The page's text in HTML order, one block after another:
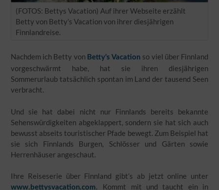
(FOTOS: Bettys Vacation) Auf ihrer Webseite erzählt
Betty von Betty’s Vacation von ihrer diesjährigen
Finnlandreise.
Nachdem ich Betty von Betty’s Vacation so viel über Finnland
vorgeschwärmt habe, hat sie ihren diesjährigen
Sommerurlaub tatsächlich spontan im Land der tausend Seen
verbracht.
Und sie hat dabei nicht nur Finnlands bereits bekannte
Sehenswürdigkeiten abgeklappert, sondern sie hat sich auch
bewusst abseits touristischer Pfade bewegt. Zum Beispiel hat
sie sich Finnlands Burgen, Schlösser und Gärten sowie
Herrenhäuser angeschaut.
Ihre Reiseserie über Finnland gibt’s ab jetzt online unter
www.bettysvacation.com. Kommt mit und taucht ein in